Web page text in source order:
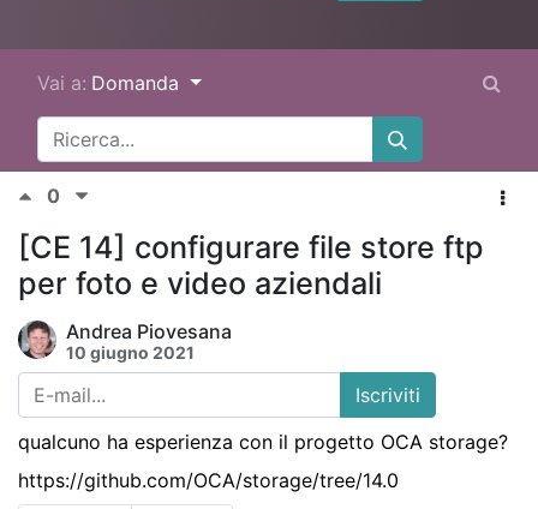
Vai a: Domanda
0
[CE 14] configurare file store ftp
per foto e video aziendali
Andrea Piovesana
10 giugno 2021
Iscriviti
qualcuno ha esperienza con il progetto OCA storage?
https://github.com/OCA/storage/tree/14.0